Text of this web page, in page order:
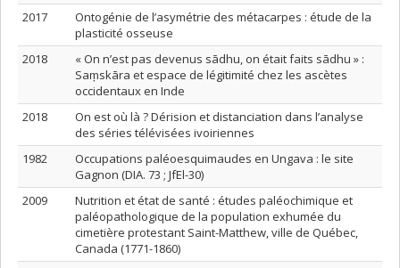
2017
Ontogénie de l’asymétrie des métacarpes : étude de la
plasticité osseuse
2018
« On n’est pas devenus sādhu, on était faits sādhu » :
Saṃskāra et espace de légitimité chez les ascètes
occidentaux en Inde
2018
On est où là ? Dérision et distanciation dans l’analyse
des séries télévisées ivoiriennes
1982
Occupations paléoesquimaudes en Ungava : le site
Gagnon (DIA. 73 ; JfEl-30)
2009
Nutrition et état de santé : études paléochimique et
paléopathologique de la population exhumée du
cimetière protestant Saint-Matthew, ville de Québec,
Canada (1771-1860)